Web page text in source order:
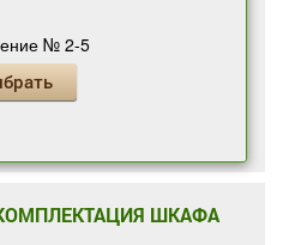
№ 2-5
ШКАФА